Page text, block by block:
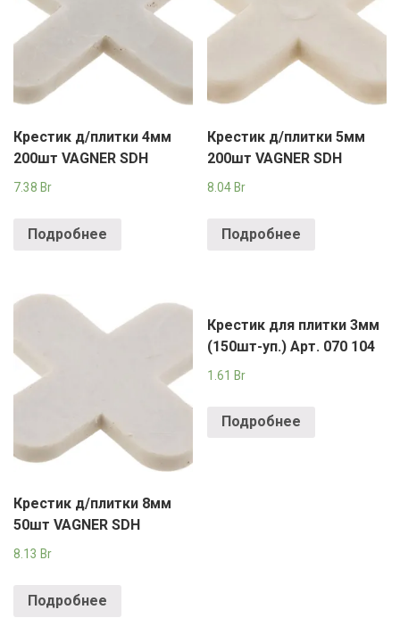
Крестик д/плитки 4мм
200шт VAGNER SDH
7.38 Br
Подробнее
Крестик д/плитки 5мм
200шт VAGNER SDH
8.04 Br
Подробнее
Крестик д/плитки 8мм
50шт VAGNER SDH
8.13 Br
Подробнее
Крестик для плитки 3мм
(150шт-уп.) Арт. 070 104
1.61 Br
Подробнее